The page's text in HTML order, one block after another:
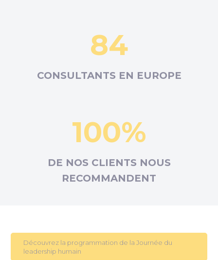
84
CONSULTANTS EN EUROPE
100%
DE NOS CLIENTS NOUS
RECOMMANDENT
Découvrez la programmation de la Journée du
leadership humain